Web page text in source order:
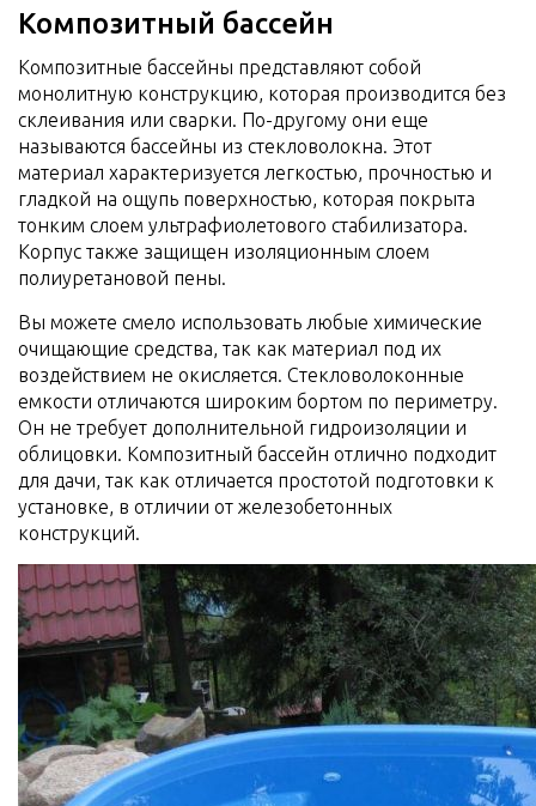
Композитный бассейн
Композитные бассейны представляют собой
монолитную конструкцию, которая производится без
склеивания или сварки. По-другому они еще
называются бассейны из стекловолокна. Этот
материал характеризуется легкостью, прочностью и
гладкой на ощупь поверхностью, которая покрыта
тонким слоем ультрафиолетового стабилизатора.
Корпус также защищен изоляционным слоем
полиуретановой пены.
Вы можете смело использовать любые химические
очищающие средства, так как материал под их
воздействием не окисляется. Стекловолоконные
емкости отличаются широким бортом по периметру.
Он не требует дополнительной гидроизоляции и
облицовки. Композитный бассейн отлично подходит
для дачи, так как отличается простотой подготовки к
установке, в отличии от железобетонных
конструкций.